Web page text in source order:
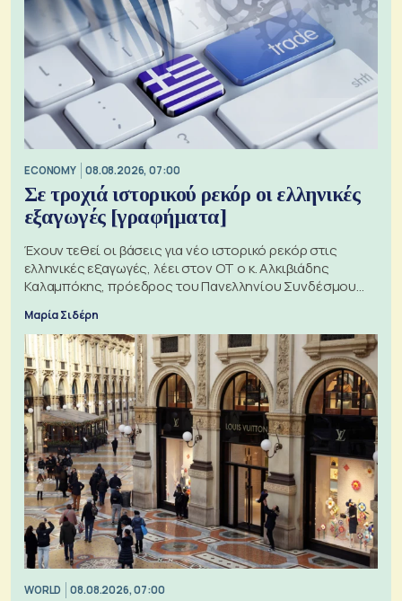
ECONOMY 08.08.2026, 07:00
Σε τροχιά ιστορικού ρεκόρ οι ελληνικές
εξαγωγές [γραφήματα]
Έχουν τεθεί οι βάσεις για νέο ιστορικό ρεκόρ στις
ελληνικές εξαγωγές, λέει στον ΟΤ ο κ. Αλκιβιάδης
Καλαμπόκης, πρόεδρος του Πανελληνίου Συνδέσμου
Μαρία Σιδέρη
WORLD 08.08.2026, 07:00